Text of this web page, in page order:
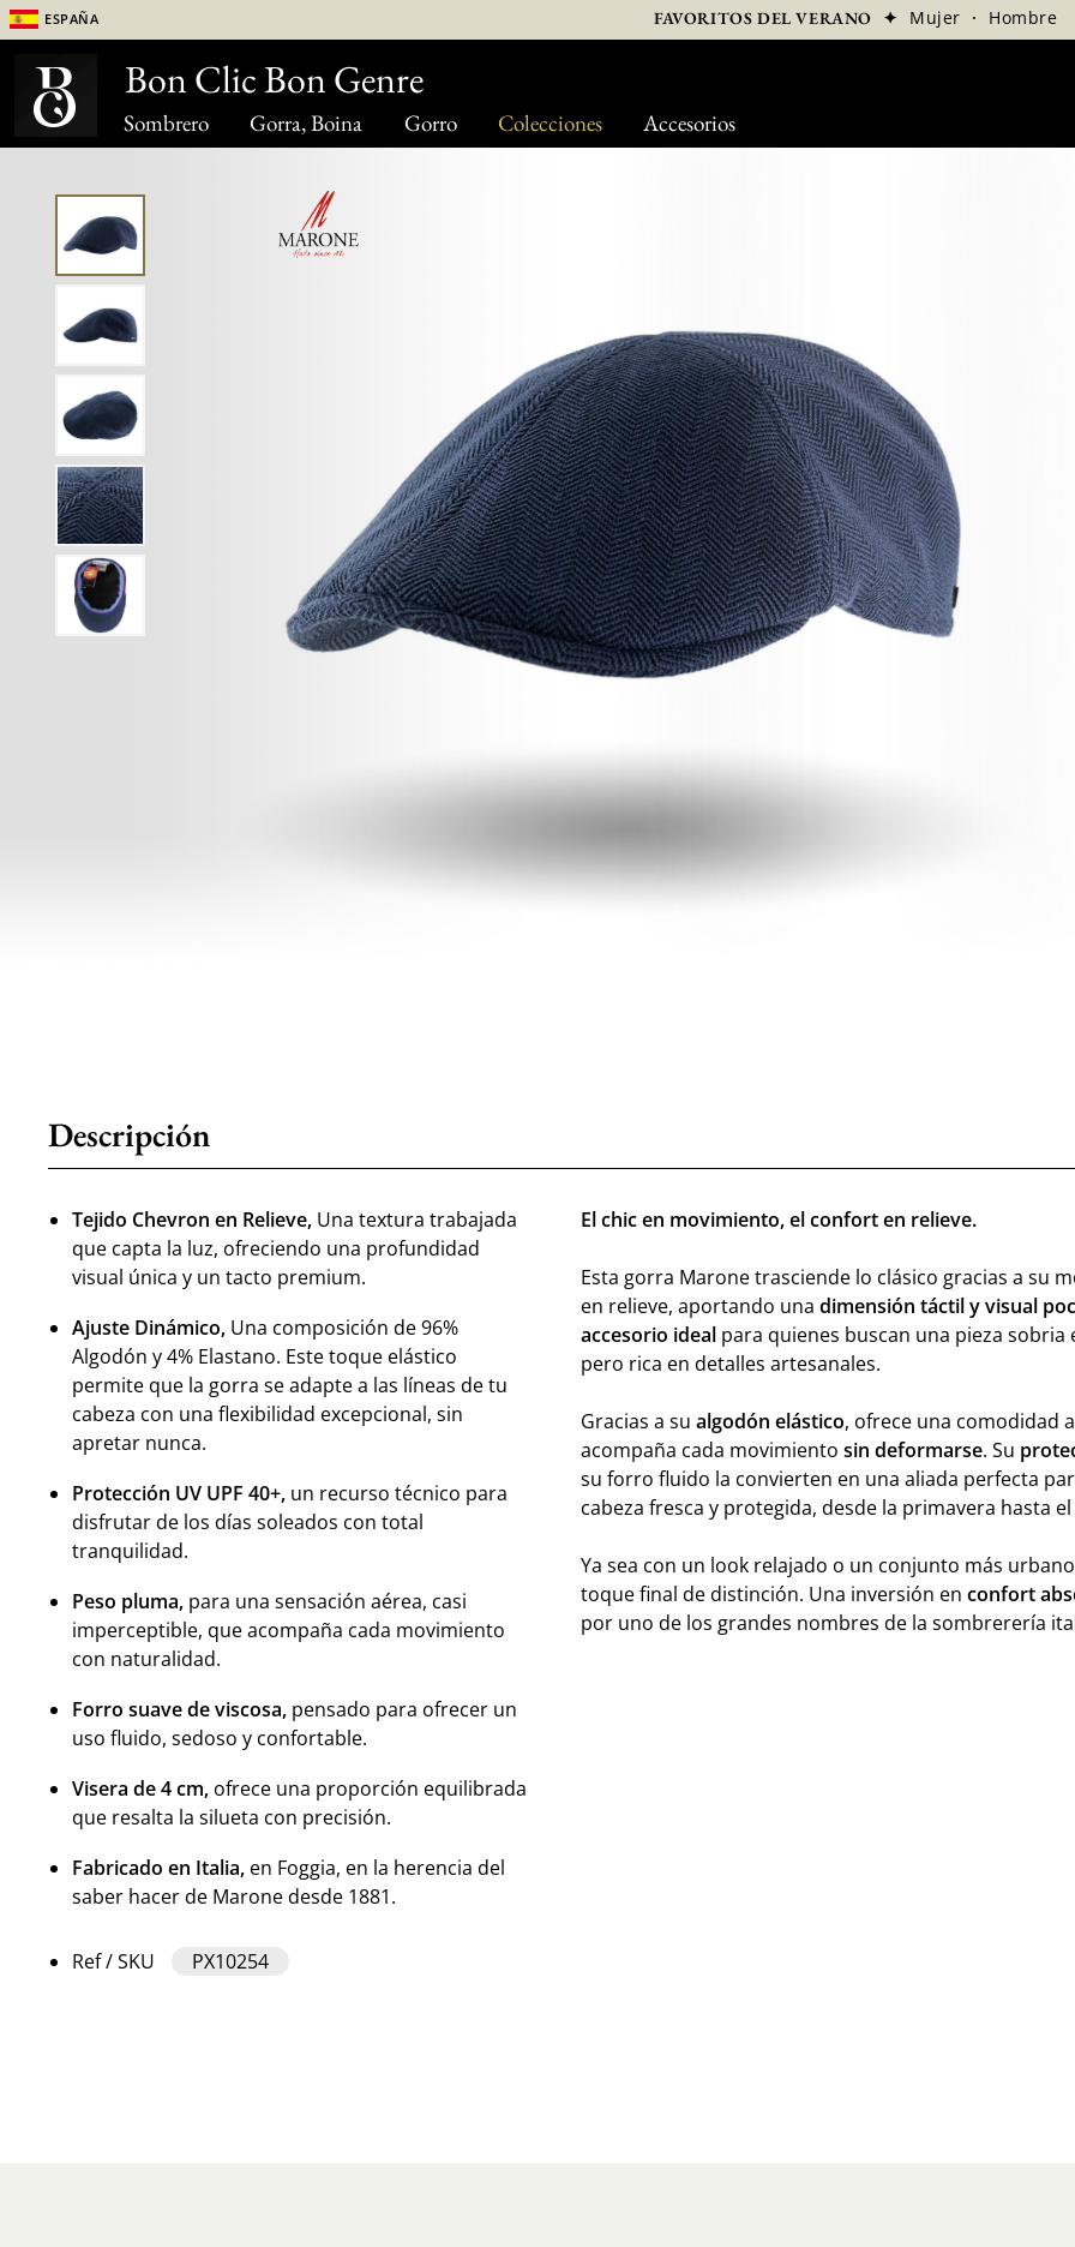
Sombrero Gorra, Boina Gorro Colecciones Accesorios
España FAVORITOS DEL VERANO ✦ Mujer · Hombre
Descripción
Tejido Chevron en Relieve,Una textura trabajada
que capta la luz, ofreciendo una profundidad
visual única y un tacto premium.
Ajuste Dinámico,Una composición de 96%
Algodón y 4% Elastano. Este toque elástico
permite que la gorra se adapte a las líneas de tu
cabeza con una flexibilidad excepcional, sin
apretar nunca.
Protección UV UPF 40+,un recurso técnico para
disfrutar de los días soleados con total
tranquilidad.
Peso pluma,para una sensación aérea, casi
imperceptible, que acompaña cada movimiento
con naturalidad.
Forro suave de viscosa,pensado para ofrecer un
uso fluido, sedoso y confortable.
Visera de 4 cm,ofrece una proporción equilibrada
que resalta la silueta con precisión.
Fabricado en Italia,en Foggia, en la herencia del
saber hacer de Marone desde 1881.
Ref / SKU PX10254
El chic en movimiento, el confort en relieve.
Esta gorra Marone trasciende lo clásico gracias a su
en relieve, aportando una dimensión táctil y visual
accesorio idealpara quienes buscan una pieza sobria
pero rica en detalles artesanales.
Gracias a su algodón elástico, ofrece una comodidad
acompaña cada movimiento sin deformarse. Su
su forro fluido la convierten en una aliada perfecta
cabeza fresca y protegida, desde la primavera hasta
Ya sea con un look relajado o un conjunto más
toque final de distinción. Una inversión en confort
por uno de los grandes nombres de la sombrerería
Bon Clic Bon Genre